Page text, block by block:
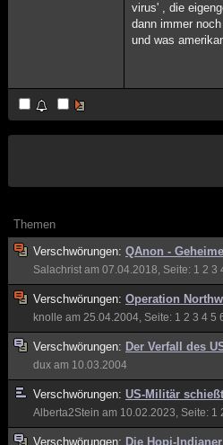
virus' , die
dann immer
und was
Themen
Verschwörungen: QAnon -
Salachrist am 07.04.2018, Seite: 1 2 3
Verschwörungen: Operation
knolle am 25.04.2004, Seite: 1 2 3 4 5
Verschwörungen: Der Verfall des
dux am 10.03.2004
Verschwörungen: US-Militär
Alberta2Stein am 10.02.2023, Seite: 1
Verschwörungen: Die Hopi-Indianer